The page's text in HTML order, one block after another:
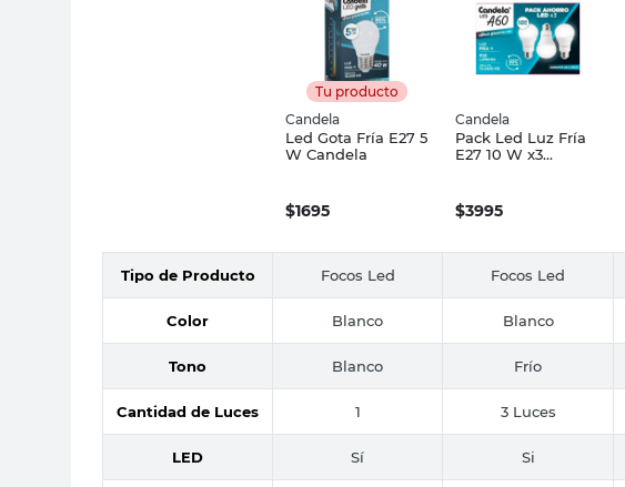
Tu producto
Candela
Led Gota Fría E27 5
W Candela
$1695
Candela
Pack Led Luz Fría
E27 10 W x3
$3995
Tipo de Producto Focos Led Focos Led
Color Blanco Blanco
Tono Blanco Frío
Cantidad de Luces 1 3 Luces
LED Sí Si